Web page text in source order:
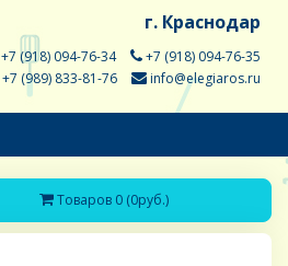
г. Краснодар
+7 (918) 094-76-34
+7 (918) 094-76-35
+7 (989) 833-81-76
info@elegiaros.ru
Товаров 0 (0руб.)